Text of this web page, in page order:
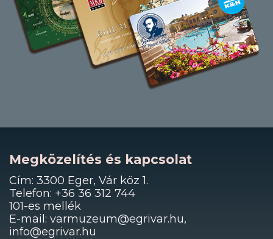
Megközelítés és kapcsolat
Cím: 3300 Eger, Vár köz 1.
Telefon: +36 36 312 744
101-es mellék
E-mail: varmuzeum@egrivar.hu,
info@egrivar.hu